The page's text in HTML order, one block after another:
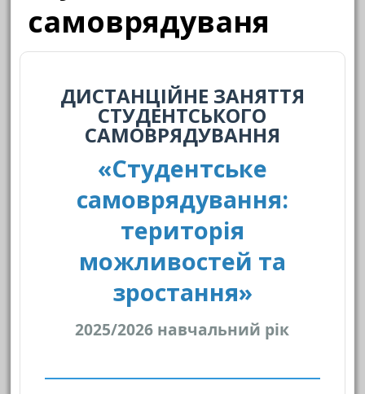
самоврядуваня
ДИСТАНЦІЙНЕ ЗАНЯТТЯ
СТУДЕНТСЬКОГО
САМОВРЯДУВАННЯ
«Студентське
самоврядування:
територія
можливостей та
зростання»
2025/2026 навчальний рік